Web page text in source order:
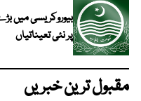
بیوروکریسی میں
پر نئی تعیناتیاں
مقبول ترین خبریں